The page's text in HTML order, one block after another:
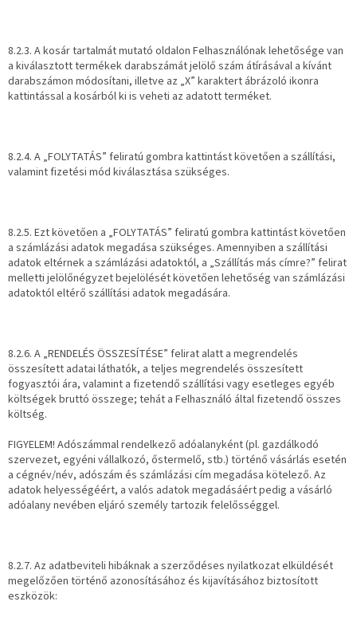
8.2.3. A kosár tartalmát mutató oldalon Felhasználónak lehetősége van
a kiválasztott termékek darabszámát jelölő szám átírásával a kívánt
darabszámon módosítani, illetve az „X” karaktert ábrázoló ikonra
kattintással a kosárból ki is veheti az adatott terméket.
8.2.4. A „FOLYTATÁS” feliratú gombra kattintást követően a szállítási,
valamint fizetési mód kiválasztása szükséges.
8.2.5. Ezt követően a „FOLYTATÁS” feliratú gombra kattintást követően
a számlázási adatok megadása szükséges. Amennyiben a szállítási
adatok eltérnek a számlázási adatoktól, a „Szállítás más címre?” felirat
melletti jelölőnégyzet bejelölését követően lehetőség van számlázási
adatoktól eltérő szállítási adatok megadására.
8.2.6. A „RENDELÉS ÖSSZESÍTÉSE” felirat alatt a megrendelés
összesített adatai láthatók, a teljes megrendelés összesített
fogyasztói ára, valamint a fizetendő szállítási vagy esetleges egyéb
költségek bruttó összege; tehát a Felhasználó által fizetendő összes
költség.
FIGYELEM! Adószámmal rendelkező adóalanyként (pl. gazdálkodó
szervezet, egyéni vállalkozó, őstermelő, stb.) történő vásárlás esetén
a cégnév/név, adószám és számlázási cím megadása kötelező. Az
adatok helyességéért, a valós adatok megadásáért pedig a vásárló
adóalany nevében eljáró személy tartozik felelősséggel.
8.2.7. Az adatbeviteli hibáknak a szerződéses nyilatkozat elküldését
megelőzően történő azonosításához és kijavításához biztosított
eszközök: